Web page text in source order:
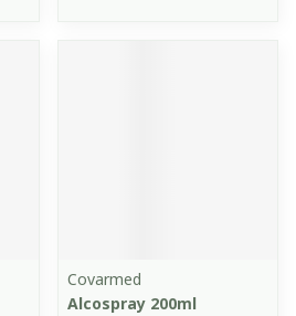
Covarmed
Alcospray 200ml